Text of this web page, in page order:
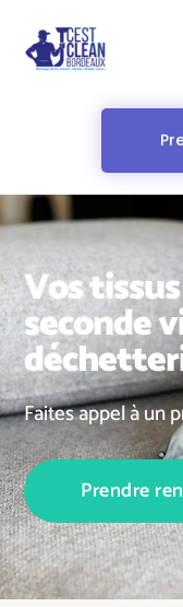
Vos
seconde
Faites appel à un
Prendre